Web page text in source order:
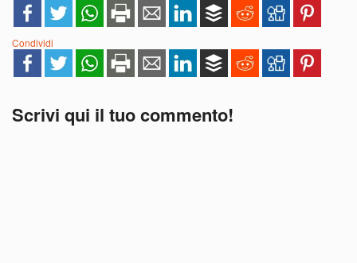
Condividi
Scrivi qui il tuo commento!